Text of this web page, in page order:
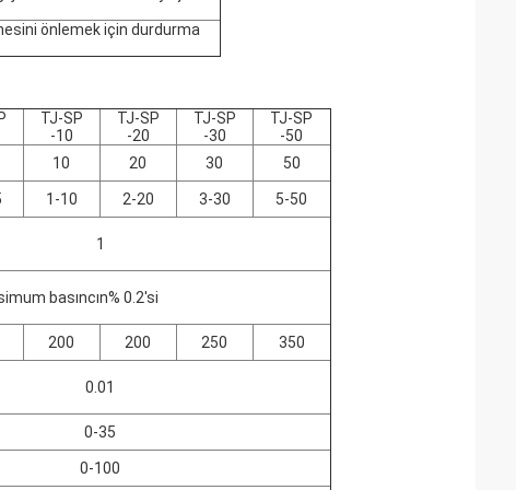
önlemek için durdurma
TJ-SP
-10
TJ-SP
-20
TJ-SP
-30
TJ-SP
-50
10 20 30
50
1-10 2-20 3-30
5-50
1
basıncın% 0.2'si
200 200 250
350
0.01
0-35
0-100